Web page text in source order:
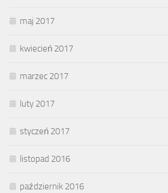
maj 2017
kwiecień 2017
marzec 2017
luty 2017
styczeń 2017
listopad 2016
październik 2016